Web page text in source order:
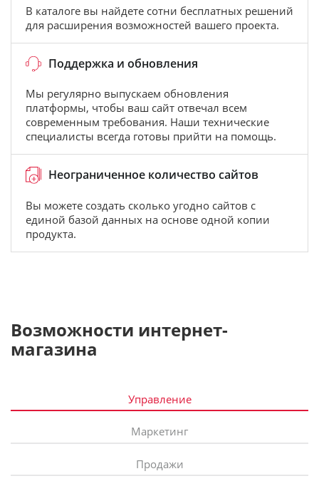
В каталоге вы найдете сотни бесплатных решений
для расширения возможностей вашего проекта.
Поддержка и обновления
Мы регулярно выпускаем обновления
платформы, чтобы ваш сайт отвечал всем
современным требования. Наши технические
специалисты всегда готовы прийти на помощь.
Неограниченное количество сайтов
Вы можете создать сколько угодно сайтов с
единой базой данных на основе одной копии
продукта.
Возможности интернет-
магазина
Управление
Маркетинг
Продажи